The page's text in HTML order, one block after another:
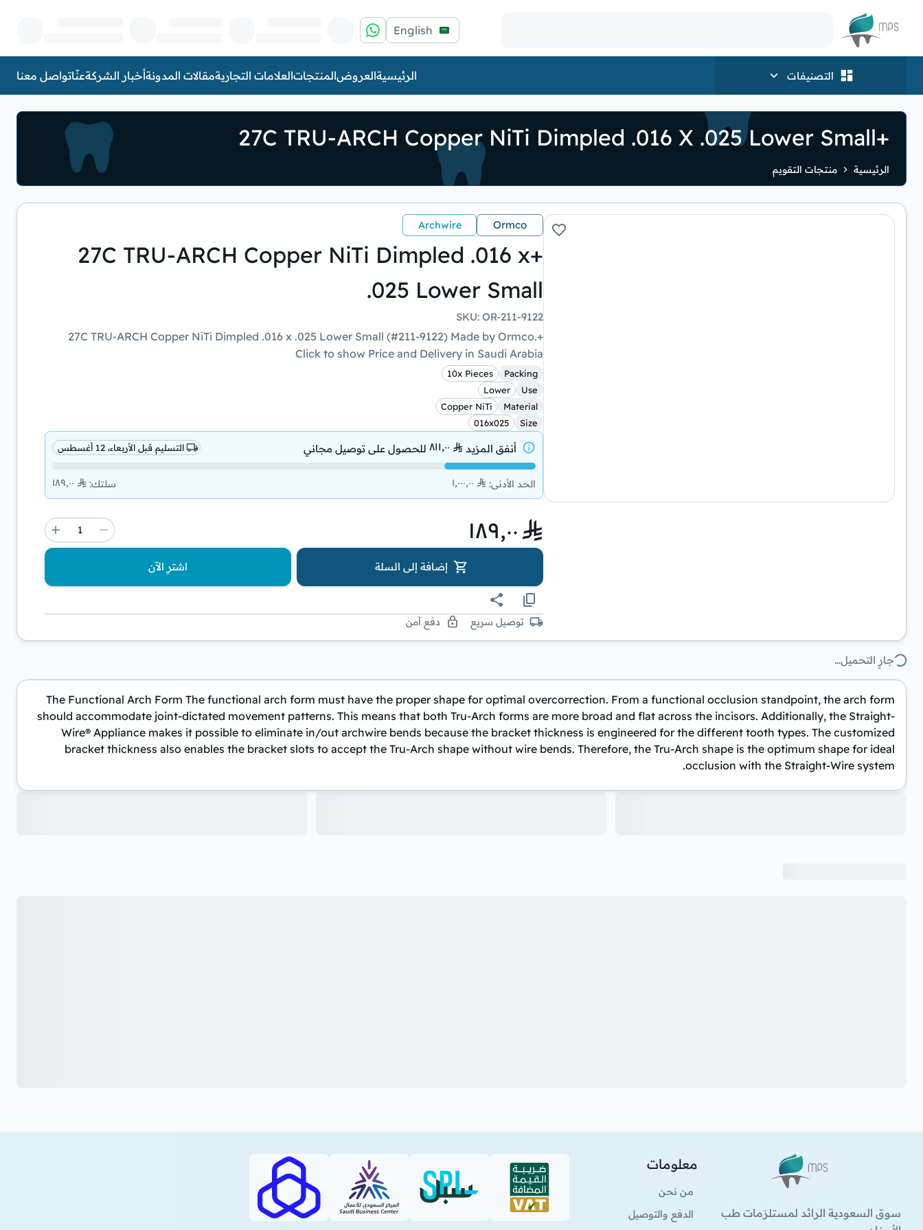
الشعار English
التصنيفات الرئيسيةالعروضالمنتجاتالعلامات التجاريةمقالات المدونةأخبار الشركةعنّاتواصل معنا
+27C TRU-ARCH Copper NiTi Dimpled .016 X .025 Lower Small
الرئيسية منتجات التقويم
Ormco
Archwire
+27C TRU-ARCH Copper NiTi Dimpled .016 x
.025 Lower Small
SKU:OR-211-9122
+27C TRU-ARCH Copper NiTi Dimpled .016 x .025 Lower Small (#211-9122) Made by Ormco.
Click to show Price and Delivery in Saudi Arabia
Packing
10x Pieces
Use
Lower
Material
Copper NiTi
Size
016x025
أنفق المزيد ٨١١٫٠٠ للحصول على توصيل مجاني التسليم قبل الأربعاء، 12 أغسطس
الحد الأدنى: ١٬٠٠٠٫٠٠ سلتك: ١٨٩٫٠٠
١٨٩٫٠٠
إضافة إلى السلة اشترِ الآن
توصيل سريع دفع آمن
جارٍ التحميل…
The Functional Arch Form The functional arch form must have the proper shape for optimal overcorrection. From a functional occlusion standpoint, the arch form
should accommodate joint-dictated movement patterns. This means that both Tru-Arch forms are more broad and flat across the incisors. Additionally, the Straight-
Wire® Appliance makes it possible to eliminate in/out archwire bends because the bracket thickness is engineered for the different tooth types. The customized
bracket thickness also enables the bracket slots to accept the Tru-Arch shape without wire bends. Therefore, the Tru-Arch shape is the optimum shape for ideal
occlusion with the Straight-Wire system.
الشعار
سوق السعودية الرائد لمستلزمات طب
معلومات
من نحن
الدفع والتوصيل
VAT (PDF)
SPL (PDF)
SBC
RAJHI (PDF)